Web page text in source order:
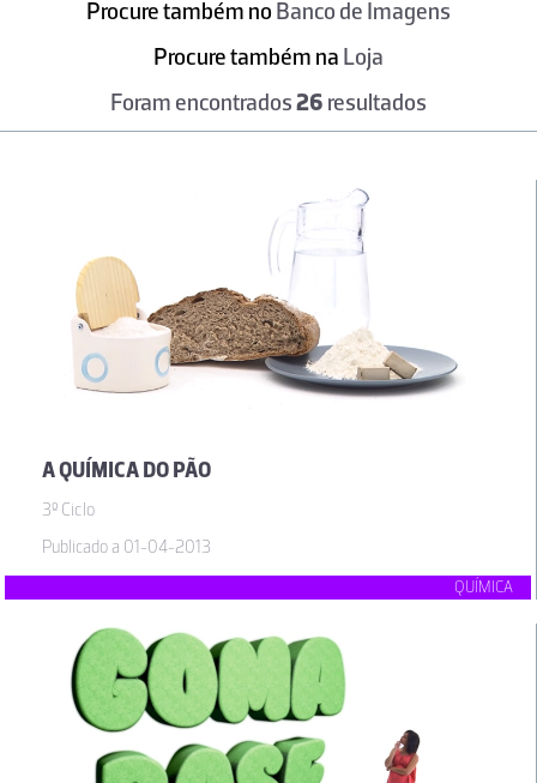
Procure também no Banco de Imagens
Procure também na Loja
Foram encontrados26 resultados
A QUÍMICA DO PÃO
3º Ciclo
Publicado a 01-04-2013
QUÍMICA